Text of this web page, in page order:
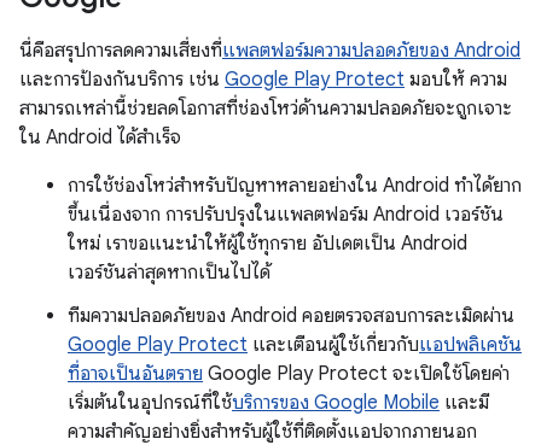
นี่คือสรุปการลดความเสี่ยงที่แพลตฟอร์มความปลอดภัยของ Android
และการป้องกันบริการ เช่น Google Play Protect มอบให้ ความ
สามารถเหล่านี้ช่วยลดโอกาสที่ช่องโหว่ด้านความปลอดภัยจะถูกเจาะ
ใน Android ได้สำเร็จ
การใช้ช่องโหว่สำหรับปัญหาหลายอย่างใน Android ทำได้ยาก
ขึ้นเนื่องจาก การปรับปรุงในแพลตฟอร์ม Android เวอร์ชัน
ใหม่ เราขอแนะนำให้ผู้ใช้ทุกราย อัปเดตเป็น Android
เวอร์ชันล่าสุดหากเป็นไปได้
ทีมความปลอดภัยของ Android คอยตรวจสอบการละเมิดผ่าน
Google Play Protect และเตือนผู้ใช้เกี่ยวกับแอปพลิเคชัน
ที่อาจเป็นอันตราย Google Play Protect จะเปิดใช้โดยค่า
เริ่มต้นในอุปกรณ์ที่ใช้บริการของ Google Mobile และมี
ความสำคัญอย่างยิ่งสำหรับผู้ใช้ที่ติดตั้งแอปจากภายนอก